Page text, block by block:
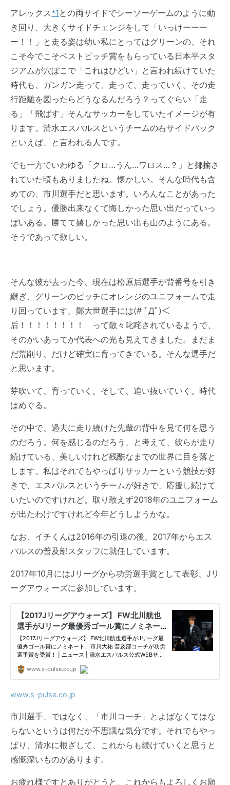
アレックス *1との両サイドでシーソーゲームのように動
き回り、大きくサイドチェンジをして「いっけーーー
ー！！」と走る姿は幼い私にとってはグリーンの、それ
こそ今でこそベストピッチ賞をもらっている 日本平スタ
ジアムが穴ぼこで「これはひどい 」と言われ続けていた
時代も、ガンガン走って、走って、走っていく。その走
行距離を図ったらどうなるんだろう？ってぐらい「走
る」「飛ばす」そんなサッカーをしていたイメージが有
ります。清水エスパルス というチームの右サイドバック
といえば、と言われる人です。
でも一方でいわゆる「クロ…うん…ワロス …？」と揶揄さ
れていた頃もありましたね。懐かしい。そんな時代も含
めての、市川選手だと思います。いろんなことがあった
でしょう。優勝出来なくて悔しかった思い出だっていっ
ぱいある。勝てて嬉しかった思い出も山のようにある。
そうであって欲しい。
そんな彼が去った今、現在は松原后選手が背番号を引き
継ぎ、グリーンのピッチにオレンジのユニフォームで走
り回っています。鄭大世選手には(# ﾟДﾟ)＜
后！！！！！！！！ って散々叱咤されているようで、
そのかいあってか代表への光も見えてきました。まだま
だ荒削り、だけど確実に育ってきている。そんな選手だ
と思います。
芽吹いて、育っていく。そして、追い抜いていく。時代
はめぐる。
その中で、過去に走り続けた先輩の背中を見て何を思う
のだろう。何を感じるのだろう、と考えて、彼らが走り
続けている、美しいけれど残酷なまでの世界に目を落と
します。私はそれでもやっぱりサッカーという競技が好
きで、 エスパルス というチームが好きで、応援し続けて
いたいのですけれど。取り敢えず2018年のユニフォーム
が出たわけですけれど今年どうしようかな。
なお、イチくんは2016年の引退の後、2017年からエス
パルスの普及部スタッフに就任しています。
2017年10月にはJリーグから功労選手賞として表彰、Jリ
ーグアウォーズに参加しています。
www.s-pulse.co.jp
市川選手、ではなく、「市川コーチ」とよばなくてはな
らないというは何だか不思議な気分です。それでもやっ
ぱり、清水に根ざして、これからも続けていくと思うと
感慨深いものがあります。
お疲れ様ですとありがとうと、これからもよろしくお願